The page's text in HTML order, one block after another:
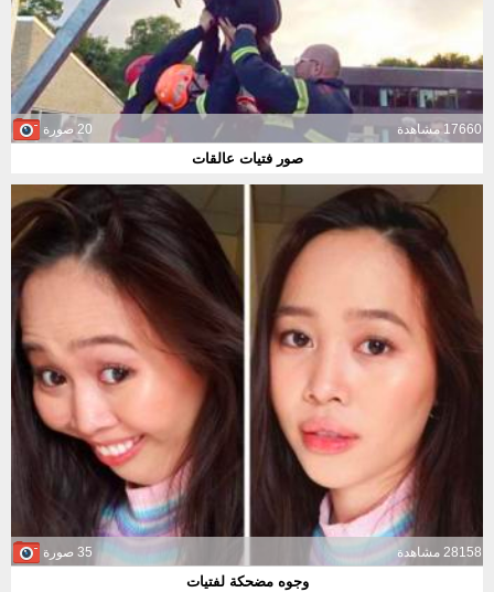
20 صورة 17660 مشاهدة
صور فتيات عالقات
35 صورة 28158 مشاهدة
وجوه مضحكة لفتيات